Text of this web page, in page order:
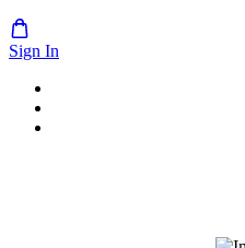
Sign In